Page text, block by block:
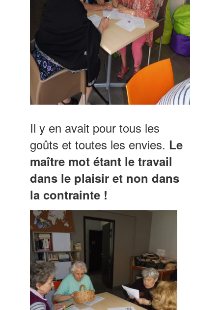
Il y en avait pour tous les
goûts et toutes les envies. Le
maître mot étant le travail
dans le plaisir et non dans
la contrainte !